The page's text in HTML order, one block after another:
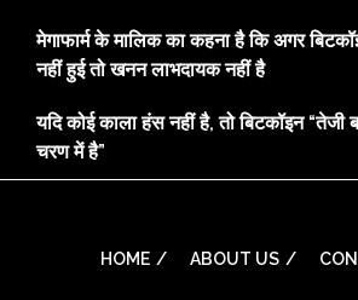
मेगाफार्म के मालिक का कहना है कि अगर
नहीं हुई तो खनन लाभदायक नहीं है
यदि कोई काला हंस नहीं है, तो बिटकॉइन
चरण में है”
HOME ABOUT US